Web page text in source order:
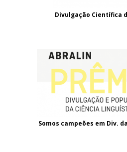
Divulgação Científica
Somos campeões em Div.